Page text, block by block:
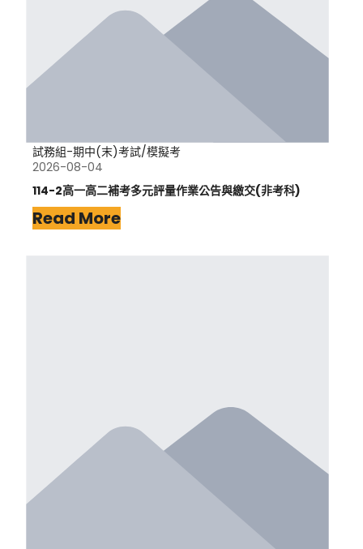
試務組-期中(末)考試/模擬考
2026-08-04
114-2高一高二補考多元評量作業公告與繳交(非考科)
Read More